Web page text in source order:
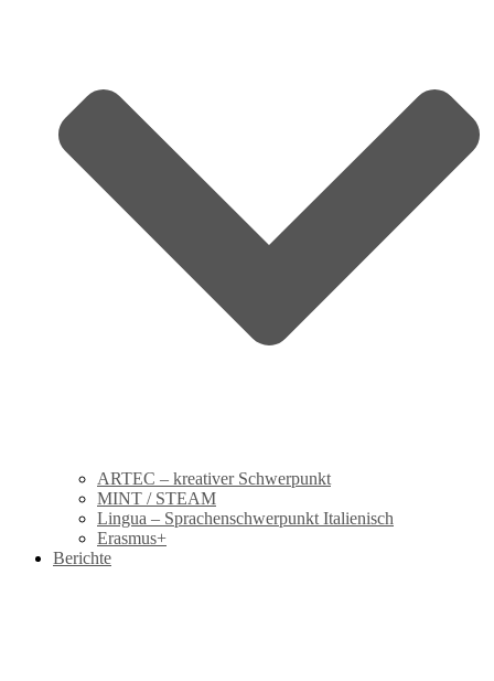
ARTEC – kreativer Schwerpunkt
MINT / STEAM
Lingua – Sprachenschwerpunkt Italienisch
Erasmus+
Berichte